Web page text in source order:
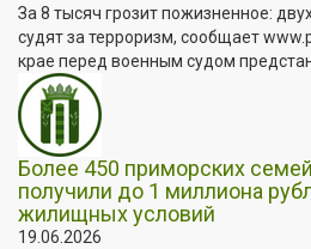
За 8 тысяч грозит пожизненное:
судят за терроризм, сообщает
крае перед военным судом
Более 450 приморских
получили до 1 миллиона
жилищных условий
19.06.2026